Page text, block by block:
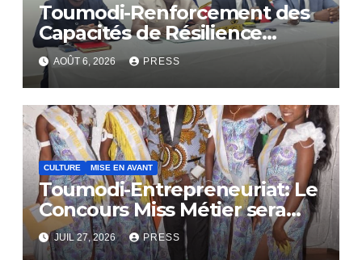
Toumodi-Renforcement des
Capacités de Résilience
Communautaire
AOÛT 6, 2026 PRESS
CULTURE MISE EN AVANT
Toumodi-Entrepreneuriat: Le
Concours Miss Métier sera
bientôt lance.
JUIL 27, 2026 PRESS